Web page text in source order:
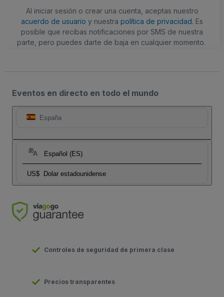
Al iniciar sesión o crear una cuenta, aceptas nuestro
acuerdo de usuario y nuestra política de privacidad. Es
posible que recibas notificaciones por SMS de nuestra
parte, pero puedes darte de baja en cualquier momento.
Eventos en directo en todo el mundo
España
Español (ES)
US$ Dolar estadounidense
Controles de seguridad de primera clase
Precios transparentes